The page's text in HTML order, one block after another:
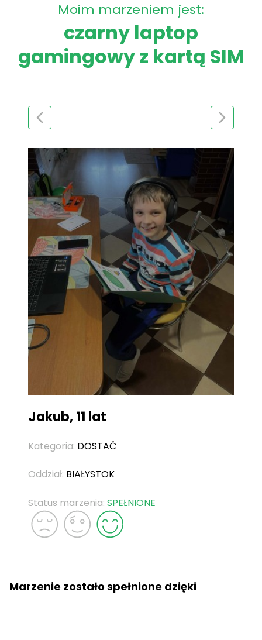
Moim marzeniem jest:
czarny laptop
gamingowy z kartą SIM
Jakub, 11 lat
Kategoria: DOSTAĆ
Oddział: BIAŁYSTOK
Status marzenia: SPEŁNIONE
Marzenie zostało spełnione dzięki